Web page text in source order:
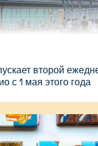
второй
с 1 мая этого года